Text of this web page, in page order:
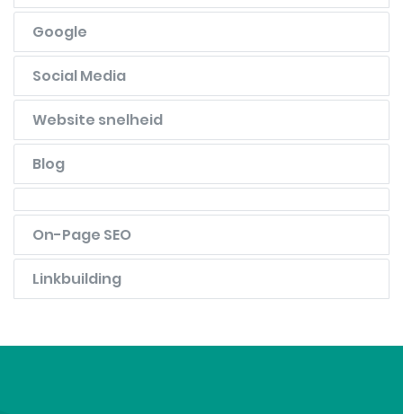
Google
Social Media
Website snelheid
Blog
On-Page SEO
Linkbuilding